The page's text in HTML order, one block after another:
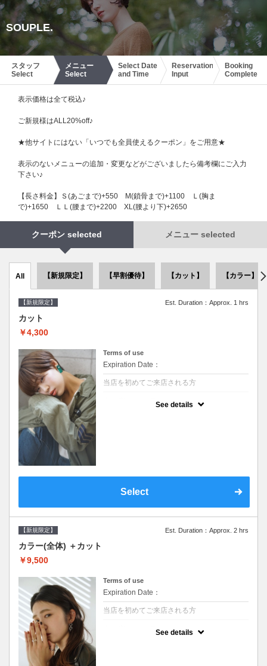
SOUPLE.
スタッフ
Select
メニュー
Select
Select Date
and Time
Reservation
Input
Booking
Complete
表示価格は全て税込♪
ご新規様はALL20%off♪
★他サイトにはない「いつでも全員使えるクーポン」をご用意★
表示のないメニューの追加・変更などがございましたら備考欄にご入力
下さい♪
【長さ料金】Ｓ(あごまで)+550 М(鎖骨まで)+1100 Ｌ(胸ま
で)+1650 ＬＬ(腰まで)+2200 XL(腰より下)+2650
クーポン selected メニュー selected
All 【新規限定】 【早割優待】 【カット】 【カラー】
【新規限定】 Est. Duration：Approx. 1 hrs
カット
￥4,300
Terms of use
Expiration Date：
当店を初めてご来店される方
See details
Select
【新規限定】 Est. Duration：Approx. 2 hrs
カラー(全体) ＋カット
￥9,500
Terms of use
Expiration Date：
当店を初めてご来店される方
See details